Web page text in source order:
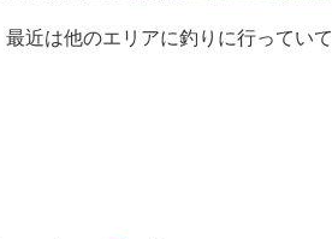
近は他のエリアに釣りに行っていて